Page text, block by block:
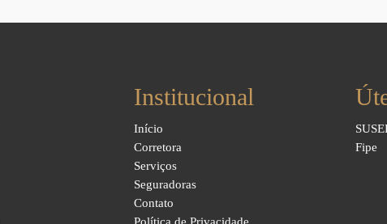
Institucional
Início
Corretora
Serviços
Seguradoras
Contato
Fipe